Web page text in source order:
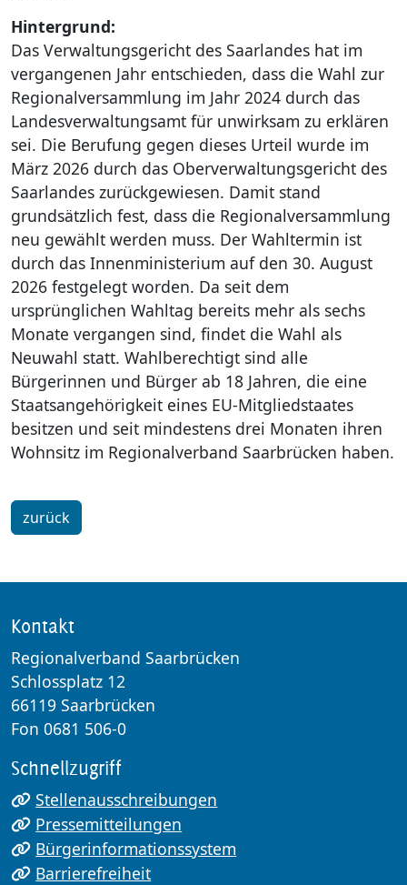
Hintergrund:
Das Verwaltungsgericht des Saarlandes hat im
vergangenen Jahr entschieden, dass die Wahl zur
Regionalversammlung im Jahr 2024 durch das
Landesverwaltungsamt für unwirksam zu erklären
sei. Die Berufung gegen dieses Urteil wurde im
März 2026 durch das Oberverwaltungsgericht des
Saarlandes zurückgewiesen. Damit stand
grundsätzlich fest, dass die Regionalversammlung
neu gewählt werden muss. Der Wahltermin ist
durch das Innenministerium auf den 30. August
2026 festgelegt worden. Da seit dem
ursprünglichen Wahltag bereits mehr als sechs
Monate vergangen sind, findet die Wahl als
Neuwahl statt. Wahlberechtigt sind alle
Bürgerinnen und Bürger ab 18 Jahren, die eine
Staatsangehörigkeit eines EU-Mitgliedstaates
besitzen und seit mindestens drei Monaten ihren
Wohnsitz im Regionalverband Saarbrücken haben.
zurück
Kontakt
Regionalverband Saarbrücken
Schlossplatz 12
66119 Saarbrücken
Fon 0681 506-0
Schnellzugriff
Stellenausschreibungen
Pressemitteilungen
Bürgerinformationssystem
Barrierefreiheit